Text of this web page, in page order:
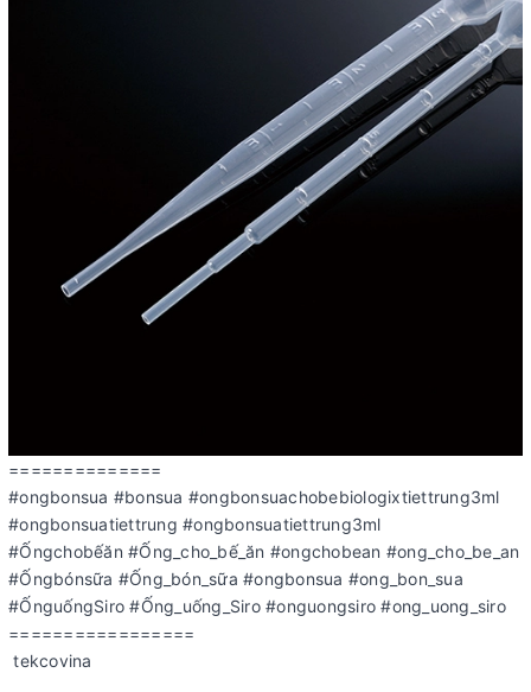
==============
#ongbonsua #bonsua #ongbonsuachobebiologixtiettrung3ml
#ongbonsuatiettrung #ongbonsuatiettrung3ml
#Ốngchobếăn #Ống_cho_bế_ăn #ongchobean #ong_cho_be_an
#Ốngbónsữa #Ống_bón_sữa #ongbonsua #ong_bon_sua
#ỐnguốngSiro #Ống_uống_Siro #onguongsiro #ong_uong_siro
=================
tekcovina